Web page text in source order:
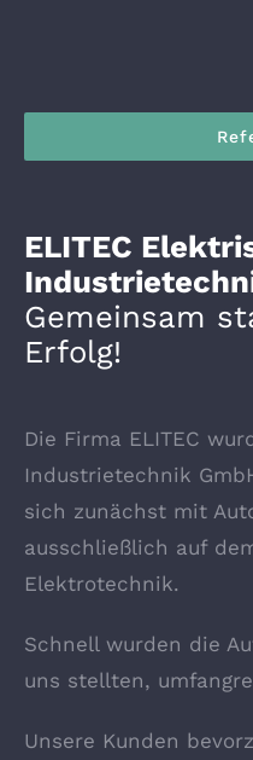
ELITEC
Gemeinsam
Erfolg!
Die Firma ELITEC
Industrietechnik
sich zunächst mit
ausschließlich auf
Elektrotechnik.
Schnell wurden die
uns stellten,
Unsere Kunden